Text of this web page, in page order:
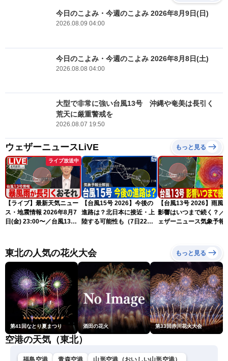
今日のこよみ・今週のこよみ 2026年8月9日(日)
2026.08.09 04:00
今日のこよみ・今週のこよみ 2026年8月8日(土)
2026.08.08 04:00
大型で非常に強い台風13号 沖縄や奄美は長引く
荒天に厳重警戒を
2026.08.07 19:50
ウェザーニュースLiVE もっと見る
ライブ放送中
【ライブ】最新天気ニュー
ス・地震情報 2026年8月7
日(金) 23:00〜／台風13号
【台風15号 2026】今後の
進路は？北日本に接近・上
陸する可能性も（7日22時
【台風13号 2026】雨風
影響はいつまで続く？／
ェザーニュース気象予報
東北の人気の花火大会 もっと見る
第41回なとり夏まつり 酒田の花火 第33回赤川花火大会
空港の天気（東北）
福島空港 青森空港
山形空港（おいしい山形空港）